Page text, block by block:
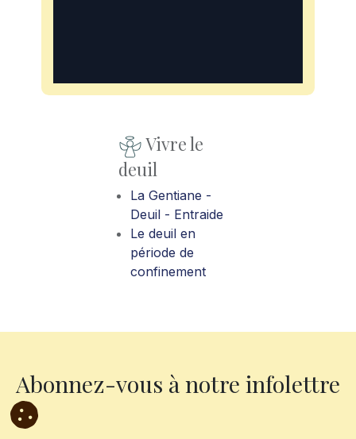
Vivre le
deuil
La Gentiane -
Deuil - Entraide
Le deuil en
période de
confinement
Abonnez-vous à notre infolettre